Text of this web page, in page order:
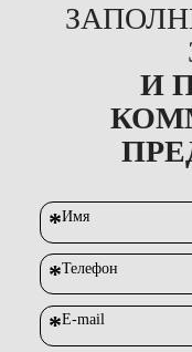
И
*Имя
*Телефон
*E-mail